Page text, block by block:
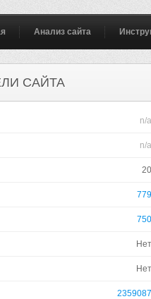
Анализ сайта
САЙТА
n/a
n/a
20
779
750
Нет
Нет
2359087